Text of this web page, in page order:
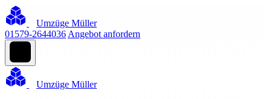
Umzüge Müller
01579-2644036 Angebot anfordern
Umzüge Müller